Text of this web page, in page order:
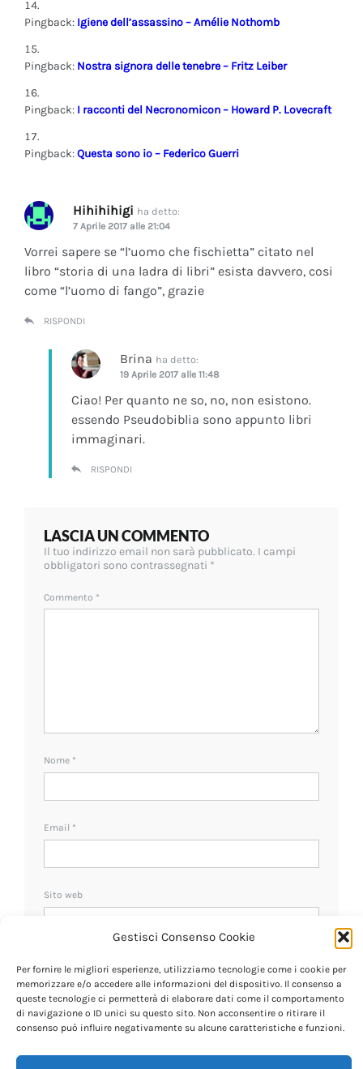
Gestisci Consenso Cookie
Per fornire le migliori esperienze, utilizziamo tecnologie come i cookie per
memorizzare e/o accedere alle informazioni del dispositivo. Il consenso a
queste tecnologie ci permetterà di elaborare dati come il comportamento
di navigazione o ID unici su questo sito. Non acconsentire o ritirare il
consenso può influire negativamente su alcune caratteristiche e funzioni.
Pingback: Igiene dell’assassino – Amélie Nothomb
Pingback: Nostra signora delle tenebre – Fritz Leiber
Pingback: I racconti del Necronomicon – Howard P. Lovecraft
Pingback:Questa sono io – Federico Guerri
Hihihihigi ha detto:
7 Aprile 2017 alle 21:04
Vorrei sapere se “l’uomo che fischietta” citato nel
libro “storia di una ladra di libri” esista davvero, cosi
come “l’uomo di fango”, grazie
RISPONDI
Brina ha detto:
19 Aprile 2017 alle 11:48
Ciao! Per quanto ne so, no, non esistono.
essendo Pseudobiblia sono appunto libri
immaginari.
RISPONDI
LASCIA UN COMMENTO
Il tuo indirizzo email non sarà pubblicato. I campi
obbligatori sono contrassegnati *
Commento *
Nome *
Email *
Sito web